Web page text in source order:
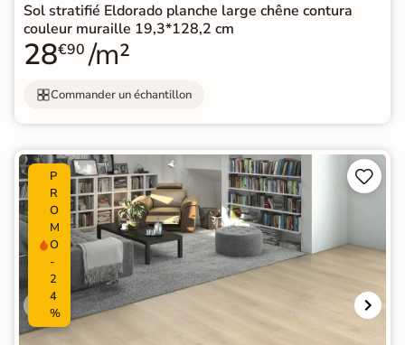
Sol stratifié Eldorado planche large chêne contura
couleur muraille 19,3*128,2 cm
28€90 /m²
Commander un échantillon
P
R
O
M
O
-
2
4
%

